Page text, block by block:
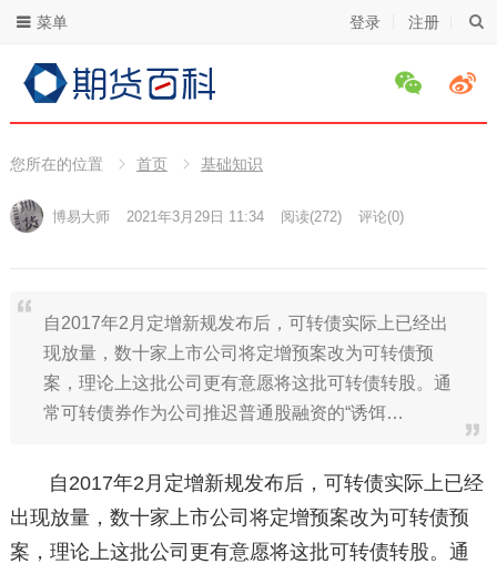
登录 注册
菜单
您所在的位置 首页 基础知识
博易大师 2021年3月29日 11:34 阅读(272) 评论(0)
自2017年2月定增新规发布后，可转债实际上已经出
现放量，数十家上市公司将定增预案改为可转债预
案，理论上这批公司更有意愿将这批可转债转股。通
常可转债券作为公司推迟普通股融资的“诱饵…
自2017年2月定增新规发布后，可转债实际上已经
出现放量，数十家上市公司将定增预案改为可转债预
案，理论上这批公司更有意愿将这批可转债转股。通